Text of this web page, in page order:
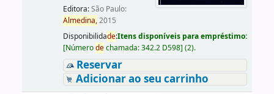
Editora:São Paulo:
Almedina,2015
Disponibilidade:Itens disponíveis para empréstimo:
[Númerodechamada:342.2 D598] (2).
Reservar
Adicionar ao seu carrinho